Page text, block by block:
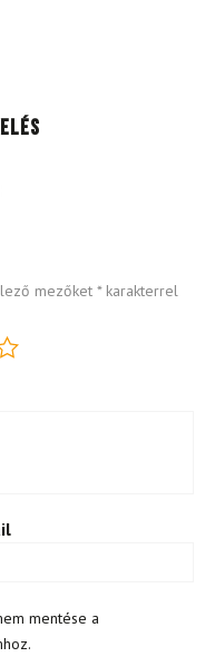
mezőket *karakterrel
mentése a